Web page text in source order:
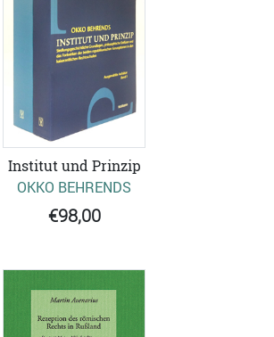
Institut und Prinzip
OKKO BEHRENDS
€98,00